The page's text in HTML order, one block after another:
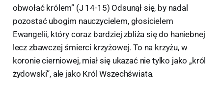
obwołać królem” (J 14-15) Odsunął się, by nadal
pozostać ubogim nauczycielem, głosicielem
Ewangelii, który coraz bardziej zbliża się do haniebnej
lecz zbawczej śmierci krzyżowej. To na krzyżu, w
koronie cierniowej, miał się ukazać nie tylko jako „król
żydowski”, ale jako Król Wszechświata.